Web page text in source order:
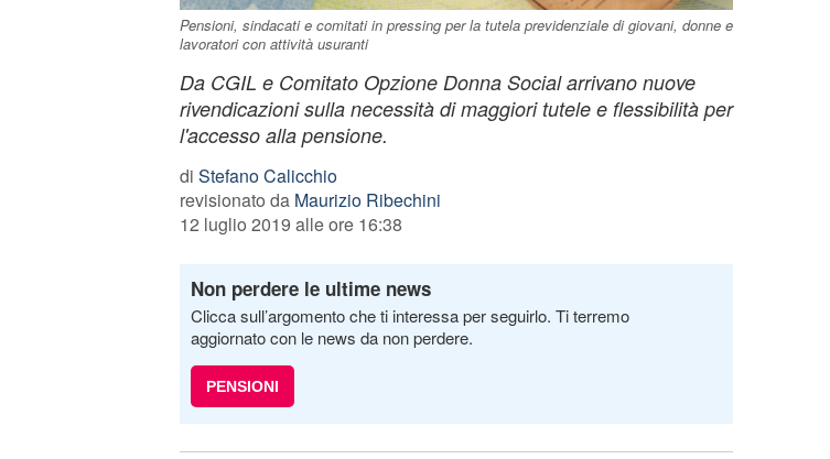
Pensioni, sindacati e comitati in pressing per la tutela previdenziale di giovani, donne e
lavoratori con attività usuranti
Da CGIL e Comitato Opzione Donna Social arrivano nuove
rivendicazioni sulla necessità di maggiori tutele e flessibilità per
l'accesso alla pensione.
di Stefano Calicchio
revisionato da Maurizio Ribechini
12 luglio 2019 alle ore 16:38
Non perdere le ultime news
Clicca sull’argomento che ti interessa per seguirlo. Ti terremo
aggiornato con le news da non perdere.
PENSIONI